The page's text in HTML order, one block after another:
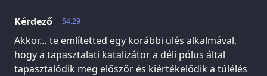
54.29
Kérdező
Akkor… te említetted egy korábbi ülés alkalmával,
hogy a tapasztalati katalizátor a déli pólus által
tapasztalódik meg először és kiértékelődik a túlélés